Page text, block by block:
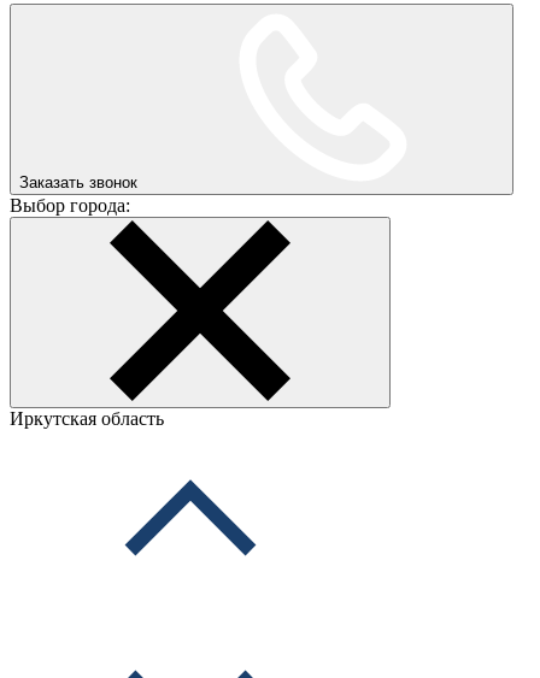
Заказать звонок
Выбор города:
Иркутская область